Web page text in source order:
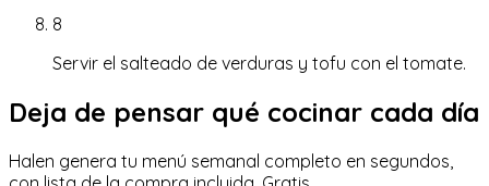
8
Servir el salteado de verduras y tofu con el tomate.
Deja de pensar qué cocinar cada día
Halen genera tu menú semanal completo en segundos,